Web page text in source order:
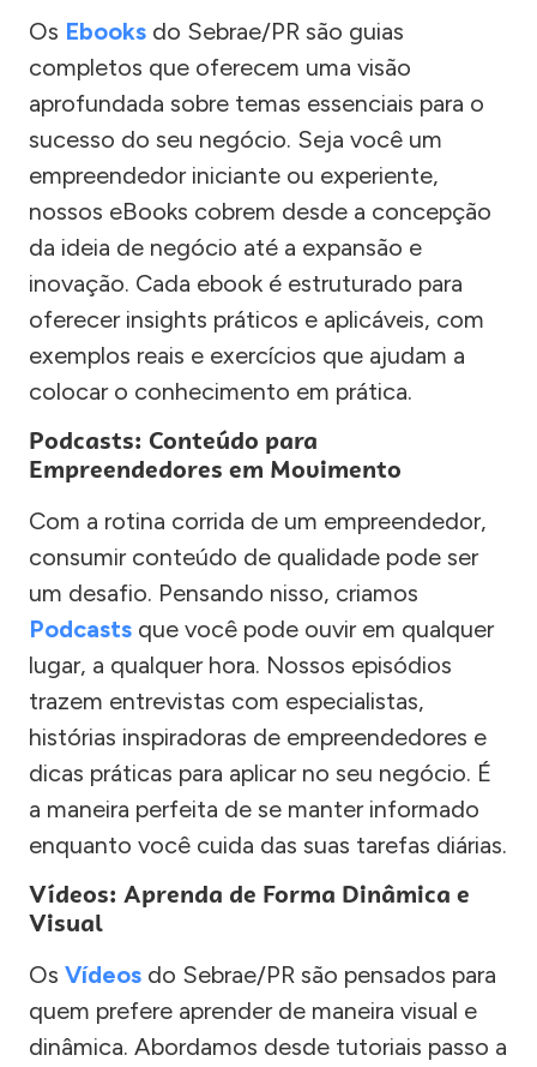
Os Ebooks do Sebrae/PR são guias
completos que oferecem uma visão
aprofundada sobre temas essenciais para o
sucesso do seu negócio. Seja você um
empreendedor iniciante ou experiente,
nossos eBooks cobrem desde a concepção
da ideia de negócio até a expansão e
inovação. Cada ebook é estruturado para
oferecer insights práticos e aplicáveis, com
exemplos reais e exercícios que ajudam a
colocar o conhecimento em prática.
Podcasts: Conteúdo para
Empreendedores em Movimento
Com a rotina corrida de um empreendedor,
consumir conteúdo de qualidade pode ser
um desafio. Pensando nisso, criamos
Podcasts que você pode ouvir em qualquer
lugar, a qualquer hora. Nossos episódios
trazem entrevistas com especialistas,
histórias inspiradoras de empreendedores e
dicas práticas para aplicar no seu negócio. É
a maneira perfeita de se manter informado
enquanto você cuida das suas tarefas diárias.
Vídeos: Aprenda de Forma Dinâmica e
Visual
Os Vídeos do Sebrae/PR são pensados para
quem prefere aprender de maneira visual e
dinâmica. Abordamos desde tutoriais passo a